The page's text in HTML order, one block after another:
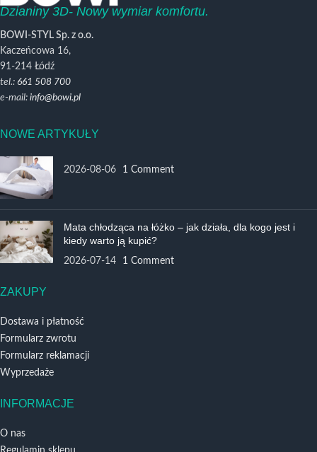
Dzianiny 3D- Nowy wymiar komfortu.
BOWI-STYL Sp. z o.o.
Kaczeńcowa 16,
91-214 Łódź
tel.: 661 508 700
e-mail: info@bowi.pl
NOWE ARTYKUŁY
2026-08-06 1 Comment
Mata chłodząca na łóżko – jak działa, dla kogo jest i
kiedy warto ją kupić?
2026-07-14 1 Comment
ZAKUPY
Dostawa i płatność
Formularz zwrotu
Formularz reklamacji
Wyprzedaże
INFORMACJE
O nas